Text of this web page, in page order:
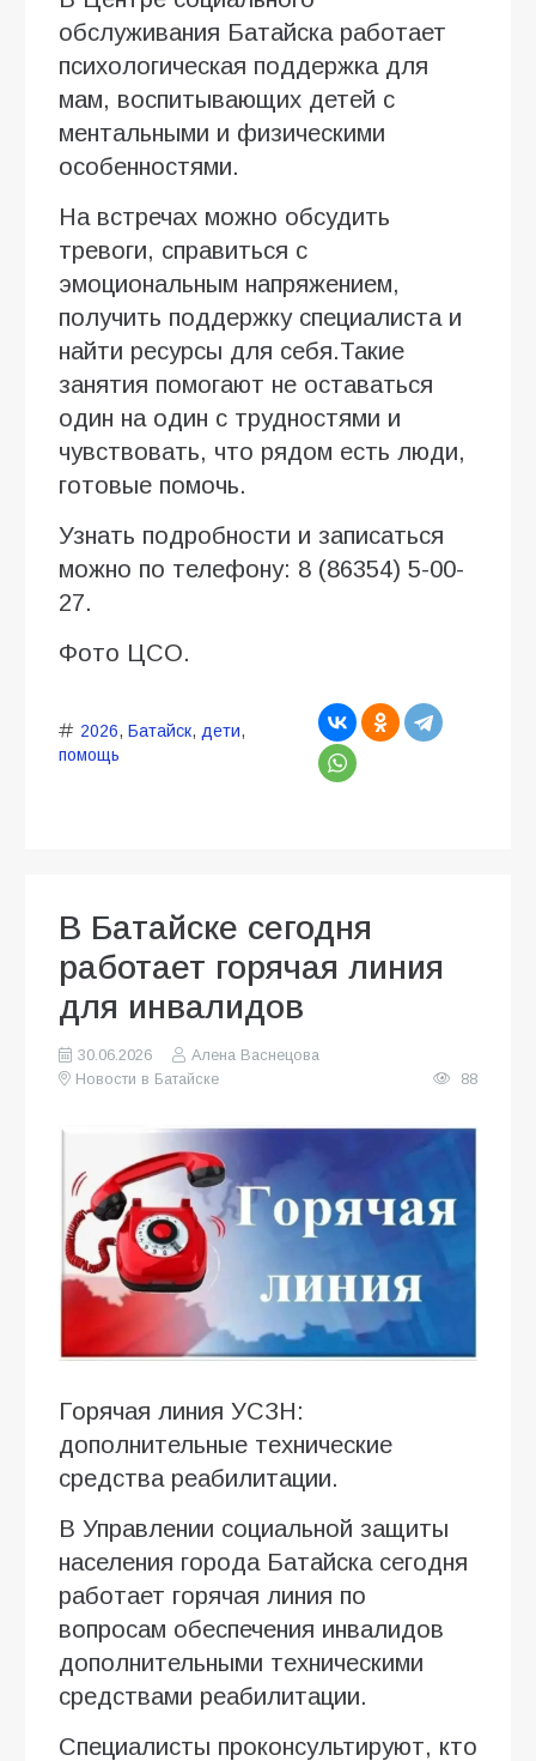
обслуживания Батайска работает
психологическая поддержка для
мам, воспитывающих детей с
ментальными и физическими
особенностями.
На встречах можно обсудить
тревоги, справиться с
эмоциональным напряжением,
получить поддержку специалиста и
найти ресурсы для себя.Такие
занятия помогают не оставаться
один на один с трудностями и
чувствовать, что рядом есть люди,
готовые помочь.
Узнать подробности и записаться
можно по телефону: 8 (86354) 5-00-
27.
Фото ЦСО.
2026, Батайск, дети,
помощь
В Батайске сегодня
работает горячая линия
для инвалидов
30.06.2026
Алена Васнецова
Новости в Батайске
88
Горячая линия УСЗН:
дополнительные технические
средства реабилитации.
В Управлении социальной защиты
населения города Батайска сегодня
работает горячая линия по
вопросам обеспечения инвалидов
дополнительными техническими
средствами реабилитации.
Специалисты проконсультируют, кто